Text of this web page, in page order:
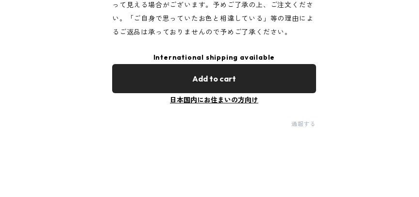
って見える場合がございます。予めご了承の上、ご注文くださ
い。「ご自身で思っていたお色と相違している」等の理由によ
るご返品は承っておりませんので予めご了承ください。
International shipping available
Add to cart
日本国内にお住まいの方向け
通報する